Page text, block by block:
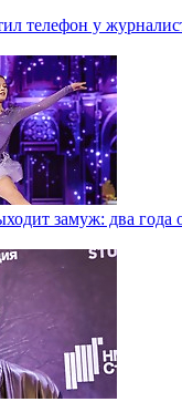
телефон у
замуж: два года